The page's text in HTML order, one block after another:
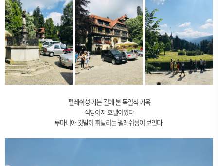
펠레쉬성 가는 길에 본 독일식 가옥
식당이자 호텔이었다
루마니아 깃발이 휘날리는 펠레쉬성이 보인다!